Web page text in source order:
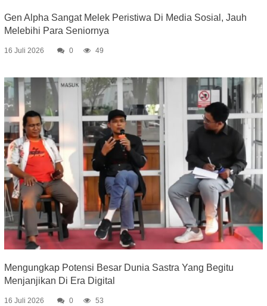
Gen Alpha Sangat Melek Peristiwa Di Media Sosial, Jauh
Melebihi Para Seniornya
16 Juli 2026 0 49
Mengungkap Potensi Besar Dunia Sastra Yang Begitu
Menjanjikan Di Era Digital
16 Juli 2026 0 53